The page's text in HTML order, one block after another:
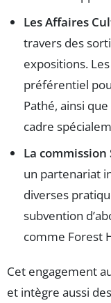
Les Affaires
travers des
expositions.
préférentiel
Pathé, ainsi
cadre
La commission
un partenariat
diverses
subvention
comme Forest
Cet engagement
et intègre aussi